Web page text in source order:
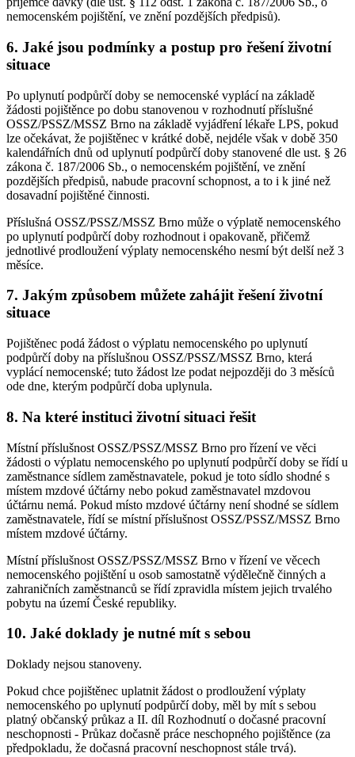
nemocenském pojištění, ve znění pozdějších předpisů).
6. Jaké jsou podmínky a postup pro řešení životní
situace
Po uplynutí podpůrčí doby se nemocenské vyplácí na základě
žádosti pojištěnce po dobu stanovenou v rozhodnutí příslušné
OSSZ/PSSZ/MSSZ Brno na základě vyjádření lékaře LPS, pokud
lze očekávat, že pojištěnec v krátké době, nejdéle však v době 350
kalendářních dnů od uplynutí podpůrčí doby stanovené dle ust. § 26
zákona č. 187/2006 Sb., o nemocenském pojištění, ve znění
pozdějších předpisů, nabude pracovní schopnost, a to i k jiné než
dosavadní pojištěné činnosti.
Příslušná OSSZ/PSSZ/MSSZ Brno může o výplatě nemocenského
po uplynutí podpůrčí doby rozhodnout i opakovaně, přičemž
jednotlivé prodloužení výplaty nemocenského nesmí být delší než 3
měsíce.
7. Jakým způsobem můžete zahájit řešení životní
situace
Pojištěnec podá žádost o výplatu nemocenského po uplynutí
podpůrčí doby na příslušnou OSSZ/PSSZ/MSSZ Brno, která
vyplácí nemocenské; tuto žádost lze podat nejpozději do 3 měsíců
ode dne, kterým podpůrčí doba uplynula.
8. Na které instituci životní situaci řešit
Místní příslušnost OSSZ/PSSZ/MSSZ Brno pro řízení ve věci
žádosti o výplatu nemocenského po uplynutí podpůrčí doby se řídí u
zaměstnance sídlem zaměstnavatele, pokud je toto sídlo shodné s
místem mzdové účtárny nebo pokud zaměstnavatel mzdovou
účtárnu nemá. Pokud místo mzdové účtárny není shodné se sídlem
zaměstnavatele, řídí se místní příslušnost OSSZ/PSSZ/MSSZ Brno
místem mzdové účtárny.
Místní příslušnost OSSZ/PSSZ/MSSZ Brno v řízení ve věcech
nemocenského pojištění u osob samostatně výdělečně činných a
zahraničních zaměstnanců se řídí zpravidla místem jejich trvalého
pobytu na území České republiky.
10. Jaké doklady je nutné mít s sebou
Doklady nejsou stanoveny.
Pokud chce pojištěnec uplatnit žádost o prodloužení výplaty
nemocenského po uplynutí podpůrčí doby, měl by mít s sebou
platný občanský průkaz a II. díl Rozhodnutí o dočasné pracovní
neschopnosti - Průkaz dočasně práce neschopného pojištěnce (za
předpokladu, že dočasná pracovní neschopnost stále trvá).